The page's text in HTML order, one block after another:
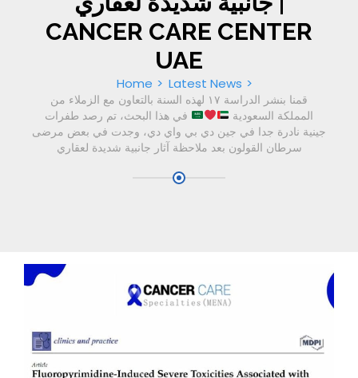
CANCER CARE CENTER
UAE
Home Latest News
قمنا بنشر الدراسة ١٧ لهذه السنة بالتعاون مع الزملاء من
المملكة السعودية
في هذا البحث، تم رصد طفرات
جينية نادرة جدا في جين دي بي واي دي، وجدت في بعض مرضى
سرطان القولون بعد ملاحظة آثار جانبية شديدة لعقاري